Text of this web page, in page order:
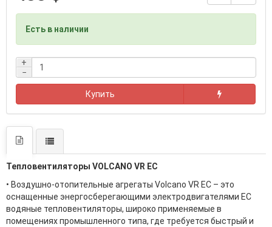
Есть в наличии
+
−
Купить
Тепловентиляторы VOLCANO VR ЕС
• Воздушно-отопительные агрегаты Volcano VR ЕС – это
оснащенные энергосберегающими электродвигателями EC
водяные тепловентиляторы, широко применяемые в
помещениях промышленного типа, где требуется быстрый и